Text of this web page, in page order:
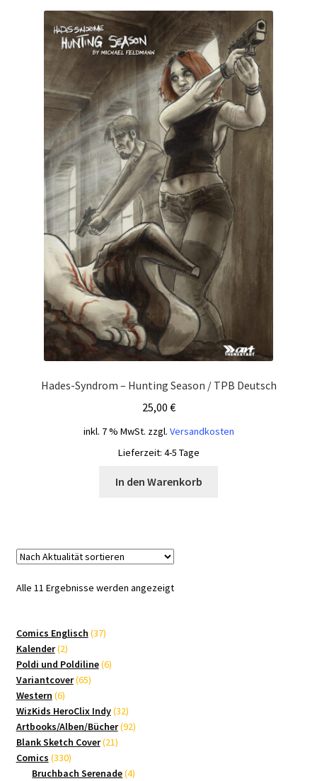
Hades-Syndrom – Hunting Season / TPB Deutsch
25,00 €
inkl. 7 % MwSt. zzgl. Versandkosten
Lieferzeit: 4-5 Tage
In den Warenkorb
Alle 11 Ergebnisse werden angezeigtNach
Comics Englisch 3737
Kalender 22
Produkte
Poldi und Poldiline 66
Variantcover 6565
Western 66
Produkte
WizKids HeroClix Indy 3232
Produkte
Artbooks/Alben/Bücher 9292
Blank Sketch Cover 2121
Comics 330330
Produkte
Bruchbach Serenade 44